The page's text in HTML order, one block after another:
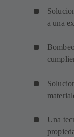
a una
Una